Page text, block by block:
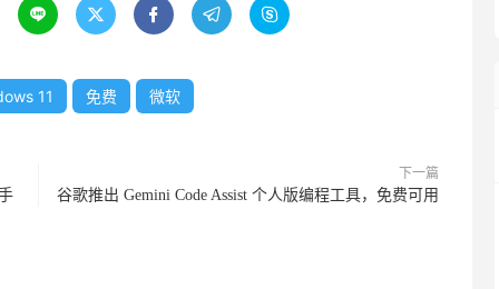
    
11 免费 微软
下一篇
谷歌推出 Gemini Code Assist 个人版编程工具，免费可用